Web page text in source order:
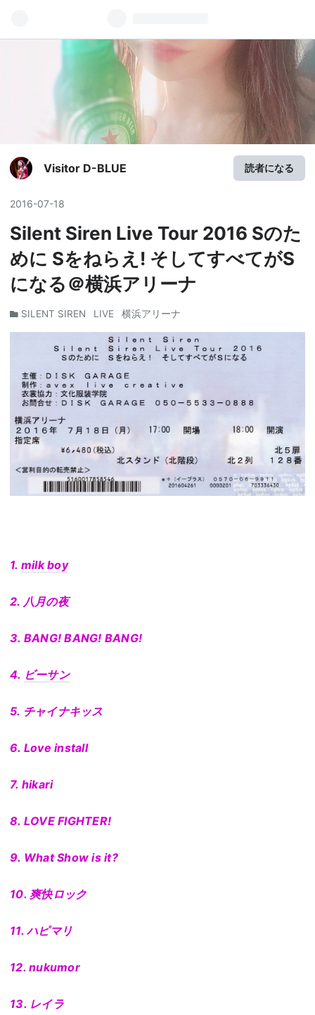
Visitor D-BLUE 読者になる
2016-07-18
Silent Siren Live Tour 2016 Sのた
めに Sをねらえ! そしてすべてがS
になる＠横浜アリーナ
SILENT SIREN LIVE 横浜アリーナ
1. milk boy
2. 八月の夜
3. BANG! BANG! BANG!
4. ビーサン
5. チャイナキッス
6. Love install
7. hikari
8. LOVE FIGHTER!
9. What Show is it?
10. 爽快ロック
11. ハピマリ
12. nukumor
13. レイラ